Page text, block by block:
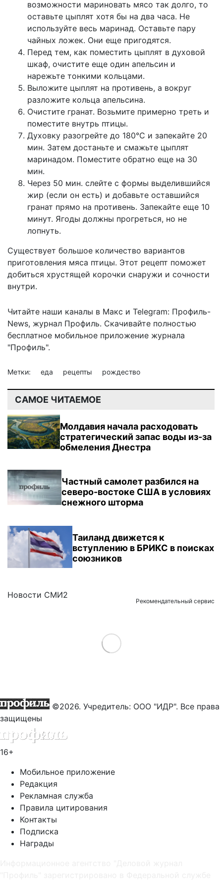
возможности мариновать мясо так долго, то
оставьте цыплят хотя бы на два часа. Не
используйте весь маринад. Оставьте пару
чайных ложек. Они еще пригодятся.
Перед тем, как поместить цыплят в духовой
шкаф, очистите еще один апельсин и
нарежьте тонкими кольцами.
Выложите цыплят на противень, а вокруг
разложите кольца апельсина.
Очистите гранат. Возьмите примерно треть и
поместите внутрь птицы.
Духовку разогрейте до 180°C и запекайте 20
мин. Затем достаньте и смажьте цыплят
маринадом. Поместите обратно еще на 30
мин.
Через 50 мин. слейте с формы выделившийся
жир (если он есть) и добавьте оставшийся
гранат прямо на противень. Запекайте еще 10
минут. Ягоды должны прогреться, но не
лопнуть.
Существует большое количество вариантов
приготовления мяса птицы. Этот рецепт поможет
добиться хрустящей корочки снаружи и сочности
внутри.
Читайте наши каналы в Макс и Telegram: Профиль-
News, журнал Профиль. Скачивайте полностью
бесплатное мобильное приложение журнала
"Профиль".
Метки: еда рецепты рождество
САМОЕ ЧИТАЕМОЕ
Молдавия начала расходовать
стратегический запас воды из-за
обмеления Днестра
Частный самолет разбился на
северо-востоке США в условиях
снежного шторма
Таиланд движется к
вступлению в БРИКС в поисках
союзников
Новости СМИ2
Рекомендательный сервис
Load More
©2026. Учредитель: ООО "ИДР". Все права
защищены
16+
Мобильное приложение
Редакция
Рекламная служба
Правила цитирования
Контакты
Подписка
Награды